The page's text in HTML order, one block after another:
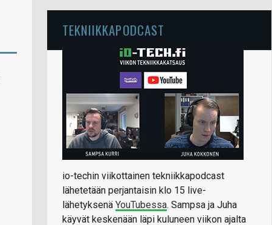
TEKNIIKKAPODCAST
io-techin viikottainen tekniikkapodcast
lähetetään perjantaisin klo 15 live-
lähetyksenä YouTubessa. Sampsa ja Juha
käyvät keskenään läpi kuluneen viikon ajalta